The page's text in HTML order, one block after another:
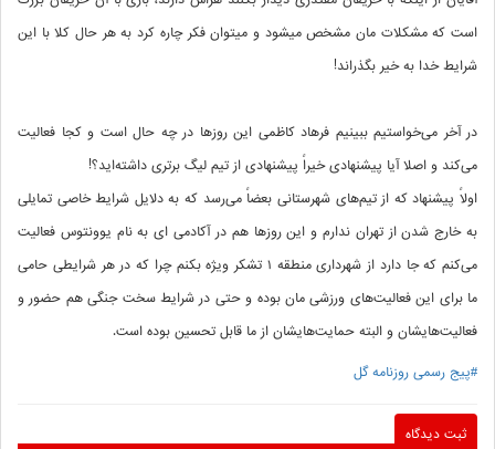
است که مشکلات مان مشخص میشود و میتوان فکر چاره کرد به هر حال کلا با این
شرایط خدا به خیر بگذراند!
در آخر می‌خواستیم ببینیم فرهاد کاظمی این روزها در چه حال است و کجا فعالیت
می‌کند و اصلا آیا پیشنهادی خیراً پیشنهادی از تیم لیگ برتری داشته‌اید؟!
اولاً پیشنهاد که از تیم‌های شهرستانی بعضاً می‌رسد که به دلایل شرایط خاصی تمایلی
به خارج شدن از تهران ندارم و این روزها هم در آکادمی ای به نام یوونتوس فعالیت
می‌کنم که جا دارد از شهرداری منطقه ۱ تشکر ویژه بکنم چرا که در هر شرایطی حامی
ما برای این فعالیت‌های ورزشی مان بوده و حتی در شرایط سخت جنگی هم حضور و
فعالیت‌هایشان و البته حمایت‌هایشان از ما قابل تحسین بوده است.
#پیج رسمی روزنامه گل
ثبت دیدگاه